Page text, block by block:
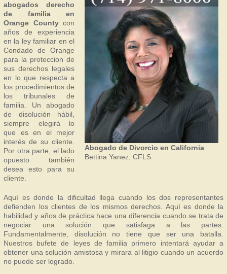
Abogado de Divorcio en California
Bettina Yanez, CFLS
abogados derecho
de familia en
Orange Countycon
años de experiencia
en la ley familiar en el
Condado de Orange
para la proteccion de
sus derechos legales
en lo que respecta a
los procedimientos de
los tribunales de
familia. Un abogado
de disolución hábil,
siempre elegirá lo
que es en el mejor
interés de su cliente.
Por otra parte, el lado
opuesto también
desea esto para su
cliente.
Aquí es donde la dificultad llega cuando los dos representantes
defienden los clientes de los mismos derechos. Aquí es donde la
habilidad y años de práctica hace una diferencia cuando se trata de
negociar una solución que satisfaga a las partes.
Fundamentalmente, disolución no tiene que ser una batalla.
Nuestros bufete de leyes de familia primero intentará ayudar a
obtener una solución amistosa y mirara al litigio cuando un acuerdo
no puede ser logrado.